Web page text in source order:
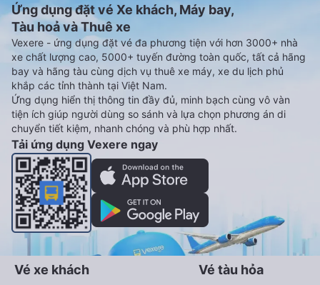
Ứng dụng đặt vé Xe khách, Máy bay,
Tàu hoả và Thuê xe
Vexere - ứng dụng đặt vé đa phương tiện với hơn 3000+ nhà
xe chất lượng cao, 5000+ tuyến đường toàn quốc, tất cả hãng
bay và hãng tàu cùng dịch vụ thuê xe máy, xe du lịch phủ
khắp các tỉnh thành tại Việt Nam.
Ứng dụng hiển thị thông tin đầy đủ, minh bạch cùng vô vàn
tiện ích giúp người dùng so sánh và lựa chọn phương án di
chuyển tiết kiệm, nhanh chóng và phù hợp nhất.
Tải ứng dụng Vexere ngay
Vé xe khách Vé tàu hỏa